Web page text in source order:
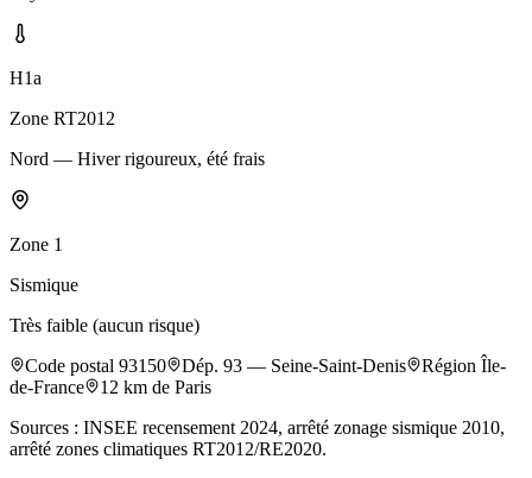
H1a
Zone RT2012
Nord — Hiver rigoureux, été frais
Zone 1
Sismique
Très faible (aucun risque)
Code postal 93150 Dép. 93 — Seine-Saint-Denis Région Île-
de-France
12 km de Paris
Sources : INSEE recensement 2024, arrêté zonage sismique 2010,
arrêté zones climatiques RT2012/RE2020.